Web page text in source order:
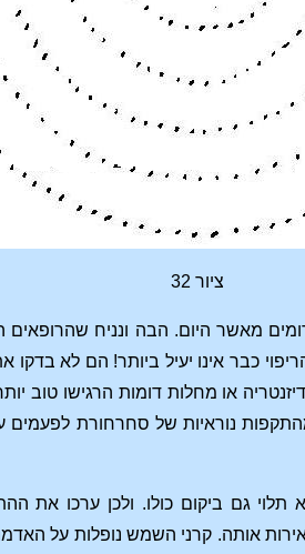
ציור 32
מאשר היום. הבה ונניח
כבר אינו יעיל ביותר! הם לא
או מחלות דומות הרגישו טוב
נוראיות של סחרחורת לפעמים
גם ביקום כולו. ולכן ערכו את
אותה. קרני השמש נופלות על